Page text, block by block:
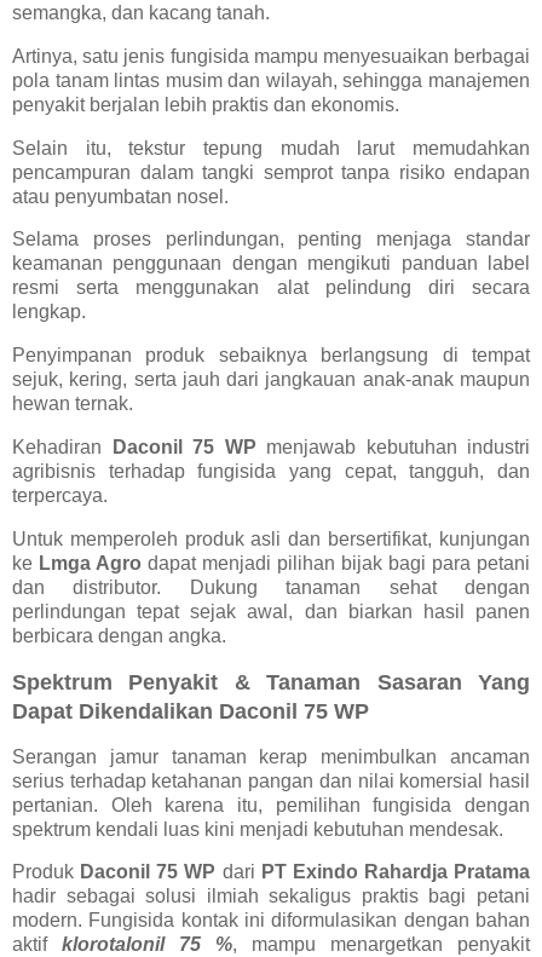
semangka, dan kacang tanah.
Artinya, satu jenis fungisida mampu menyesuaikan berbagai
pola tanam lintas musim dan wilayah, sehingga manajemen
penyakit berjalan lebih praktis dan ekonomis.
Selain itu, tekstur tepung mudah larut memudahkan
pencampuran dalam tangki semprot tanpa risiko endapan
atau penyumbatan nosel.
Selama proses perlindungan, penting menjaga standar
keamanan penggunaan dengan mengikuti panduan label
resmi serta menggunakan alat pelindung diri secara
lengkap.
Penyimpanan produk sebaiknya berlangsung di tempat
sejuk, kering, serta jauh dari jangkauan anak-anak maupun
hewan ternak.
Kehadiran Daconil 75 WP menjawab kebutuhan industri
agribisnis terhadap fungisida yang cepat, tangguh, dan
terpercaya.
Untuk memperoleh produk asli dan bersertifikat, kunjungan
ke Lmga Agro dapat menjadi pilihan bijak bagi para petani
dan distributor. Dukung tanaman sehat dengan
perlindungan tepat sejak awal, dan biarkan hasil panen
berbicara dengan angka.
Spektrum Penyakit & Tanaman Sasaran Yang
Dapat Dikendalikan Daconil 75 WP
Serangan jamur tanaman kerap menimbulkan ancaman
serius terhadap ketahanan pangan dan nilai komersial hasil
pertanian. Oleh karena itu, pemilihan fungisida dengan
spektrum kendali luas kini menjadi kebutuhan mendesak.
Produk Daconil 75 WP dari PT Exindo Rahardja Pratama
hadir sebagai solusi ilmiah sekaligus praktis bagi petani
modern. Fungisida kontak ini diformulasikan dengan bahan
aktif klorotalonil 75 %, mampu menargetkan penyakit